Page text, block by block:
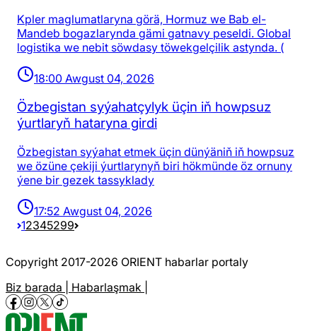
Kpler maglumatlaryna görä, Hormuz we Bab el-
Mandeb bogazlarynda gämi gatnavy peseldi. Global
logistika we nebit söwdasy töwekgelçilik astynda. (
18:00 Awgust 04, 2026
Özbegistan syýahatçylyk üçin iň howpsuz
ýurtlaryň hataryna girdi
Özbegistan syýahat etmek üçin dünýäniň iň howpsuz
we özüne çekiji ýurtlarynyň biri hökmünde öz ornuny
ýene bir gezek tassyklady
17:52 Awgust 04, 2026
12345299
Copyright 2017-2026 ORIENT habarlar portaly
Biz barada | Habarlaşmak |